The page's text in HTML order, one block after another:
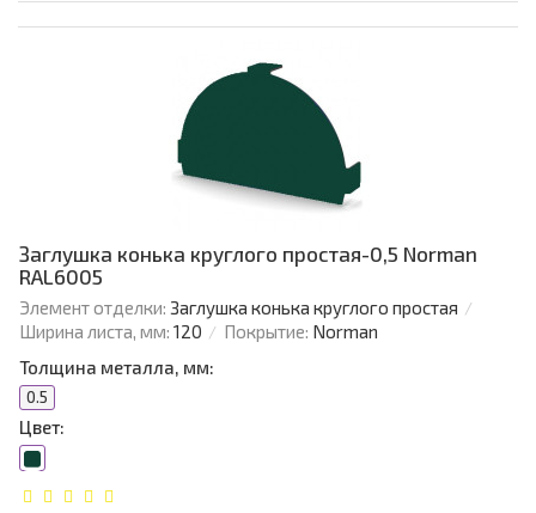
Заглушка конька круглого простая-0,5 Norman
RAL6005
Элемент отделки: Заглушка конька круглого простая
Ширина листа, мм: 120 Покрытие: Norman
Толщина металла, мм:
0.5
Цвет: